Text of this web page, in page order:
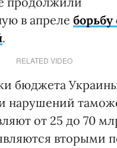
в апреле борьбу
.
RELATED VIDEO
бюджета
нарушений
от 25 до 70
вторыми